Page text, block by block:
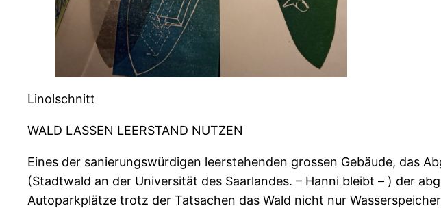
Linolschnitt
WALD LASSEN LEERSTAND NUTZEN
Eines der sanierungswürdigen leerstehenden grossen Gebäude, das
(Stadtwald an der Universität des Saarlandes. – Hanni bleibt – ) der
Autoparkplätze trotz der Tatsachen das Wald nicht nur